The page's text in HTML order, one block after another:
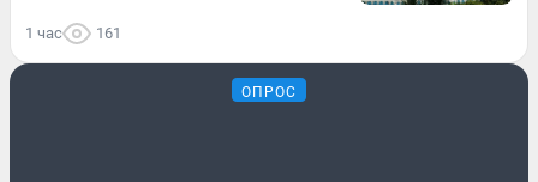
1 час 161
ОПРОС